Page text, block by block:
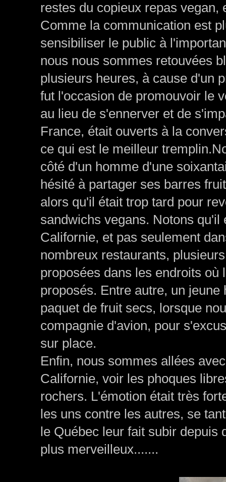
restes du copieux repas vegan,
Comme la communication est
sensibiliser le public à
nous nous sommes retouvées
plusieurs heures, à cause d'un
fut l'occasion de promouvoir le
au lieu de s'ennerver et de
France, était ouverts à la
ce qui est le meilleur
côté d'un homme d'une
hésité à partager ses barres
alors qu'il était trop tard pour
sandwichs vegans. Notons
Californie, et pas seulement
nombreux restaurants,
proposées dans les endroits où
proposés. Entre autre, un
paquet de fruit secs, lorsque
compagnie d'avion, pour
sur place.
Enfin, nous sommes allées
Californie, voir les phoques
rochers. L'émotion était très
les uns contre les autres, se
le Québec leur fait subir
plus merveilleux.......